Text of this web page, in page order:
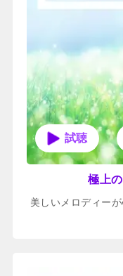
極上
美しいメロディー